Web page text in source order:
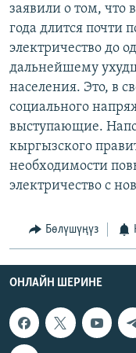
ЭЖЕ-СИҢДИЛЕР
АЗАТТЫК+
ЫҢГАЙСЫЗ СУРООЛОР
ОНЛАЙН ШЕРИНЕ
ЭЕ/АРнун бардык
заявили о том, что
года длится почти
электричество до
дальнейшему
населения. Это, в
социального
выступающие.
кыргызского
необходимости
электричество с
Бөлүшүңүз
ОНЛАЙН ШЕРИНЕ